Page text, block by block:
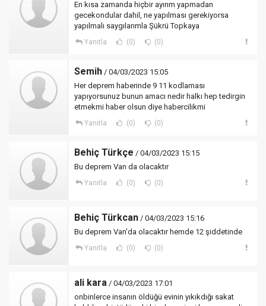
En kısa zamanda hiçbir ayırım yapmadan
gecekondular dahil, ne yapılması gerekiyorsa
yapılmalı saygılarımla Şükrü Topkaya
Yanıtla (0) (0)
Semih / 04/03/2023 15:05
Her deprem haberinde 9 11 kodlaması
yapıyorsunuz bunun amacı nedir halkı hep tedirgin
etmekmi haber olsun diye habercilikmi
Yanıtla (0) (0)
Behiç Türkçe / 04/03/2023 15:15
Bu deprem Van da olacaktır
Yanıtla (0) (0)
Behiç Türkcan / 04/03/2023 15:16
Bu deprem Van'da olacaktır hemde 12 şiddetinde
Yanıtla (0) (0)
ali kara / 04/03/2023 17:01
onbinlerce insanın öldüğü evinin yıkıkdığı sakat